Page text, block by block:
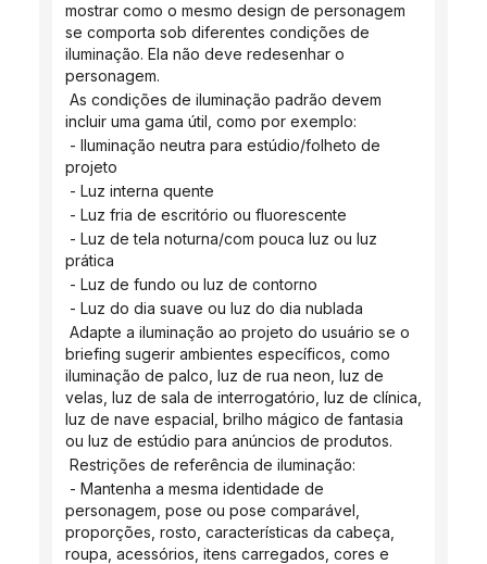
mostrar como o mesmo design de personagem
se comporta sob diferentes condições de
iluminação. Ela não deve redesenhar o
personagem.
incluir uma gama útil, como por exemplo:
projeto
- Luz interna quente
- Luz fria de escritório ou fluorescente
prática
- Luz de fundo ou luz de contorno
- Luz do dia suave ou luz do dia nublada
briefing sugerir ambientes específicos, como
iluminação de palco, luz de rua neon, luz de
velas, luz de sala de interrogatório, luz de clínica,
luz de nave espacial, brilho mágico de fantasia
ou luz de estúdio para anúncios de produtos.
Restrições de referência de iluminação:
personagem, pose ou pose comparável,
proporções, rosto, características da cabeça,
roupa, acessórios, itens carregados, cores e